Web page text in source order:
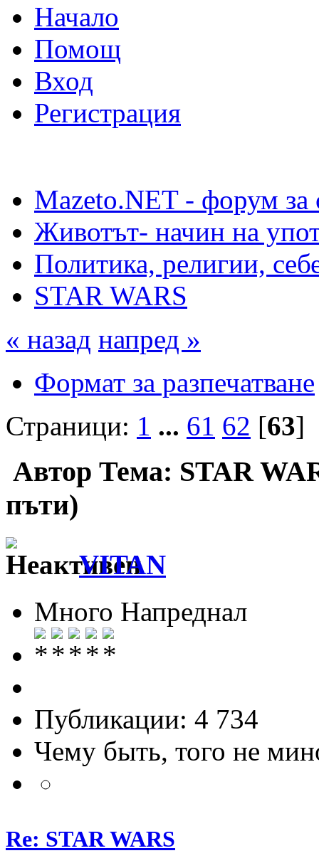
Начало
Помощ
Вход
Регистрация
Mazeto.NET - форум за
Животът- начин на
Политика, религии,
STAR WARS
« назад напред »
Формат за разпечатване
Страници: 1 ... 61 62 [63]
Автор Тема: STAR
пъти)
VITAN
Много Напреднал
Публикации: 4 734
Чему быть, того не
Re: STAR WARS